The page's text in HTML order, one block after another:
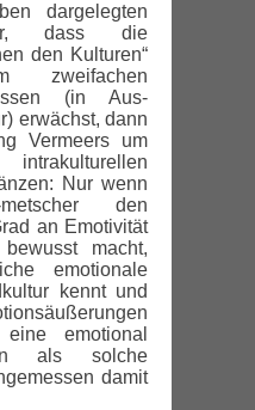
dargelegten
dass die
den Kulturen“
(in Aus-
erwächst, dann
Vermeers um
Nur wenn
den
an Emotivität
macht,
emotionale
kennt und
emotional
als solche
damit